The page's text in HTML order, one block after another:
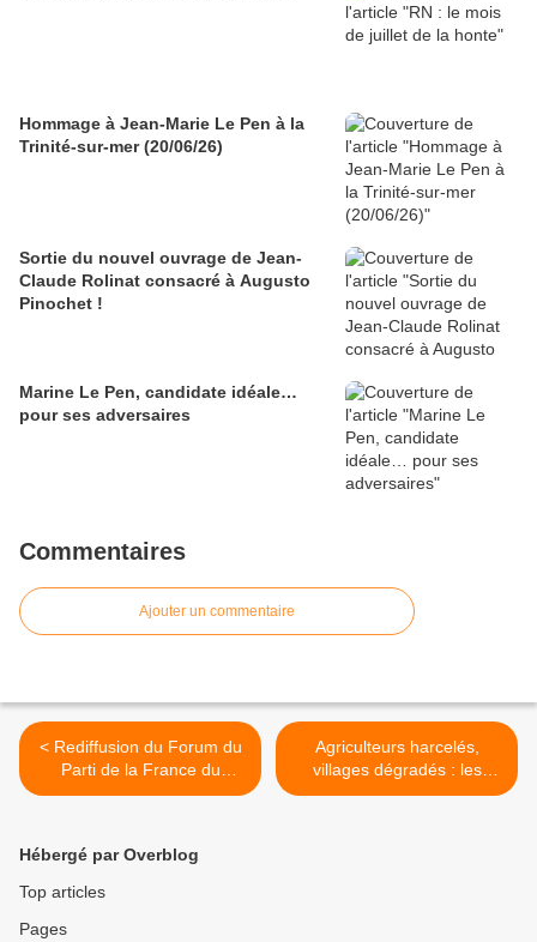
Hommage à Jean-Marie Le Pen à la
Trinité-sur-mer (20/06/26)
Sortie du nouvel ouvrage de Jean-
Claude Rolinat consacré à Augusto
Pinochet !
Marine Le Pen, candidate idéale…
pour ses adversaires
Commentaires
Ajouter un commentaire
< Rediffusion du Forum du
Parti de la France du
06/04/23
Agriculteurs harcelés,
villages dégradés : les
oubliés de Sainte-Soline >
Hébergé par Overblog
Top articles
Pages